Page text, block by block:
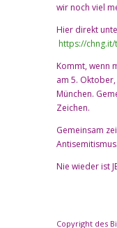
wir noch viel
Hier direkt
https://chng.it/
Kommt, wenn
am 5.
München.
Zeichen.
Gemeinsam
Antisemitismus.
Nie wieder ist
Copyright des